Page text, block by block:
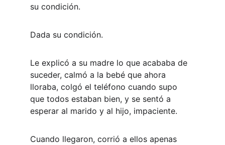
su condición.
Dada su condición.
Le explicó a su madre lo que acababa de
suceder, calmó a la bebé que ahora
lloraba, colgó el teléfono cuando supo
que todos estaban bien, y se sentó a
esperar al marido y al hijo, impaciente.
Cuando llegaron, corrió a ellos apenas